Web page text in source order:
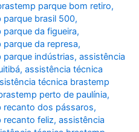
parque bom retiro,
brasil 500,
da figueira,
da represa,
indústrias,assistência
,assistência técnica
técnica brastemp
perto de paulínia,
recanto dos pássaros,
recanto feliz,assistência